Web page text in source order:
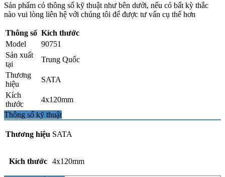
Sản phẩm có thông số kỹ thuật như bên dưới, nếu có bất kỳ thắc
nào vui lòng liên hệ với chúng tôi để được tư vấn cụ thể hơn
Thông số Kích thước
Model
90751
Sản xuất
tại
Trung Quốc
Thương
hiệu
SATA
Kích
thước
4x120mm
Thông số kỹ thuật
Thương hiệu SATA
Kích thước 4x120mm